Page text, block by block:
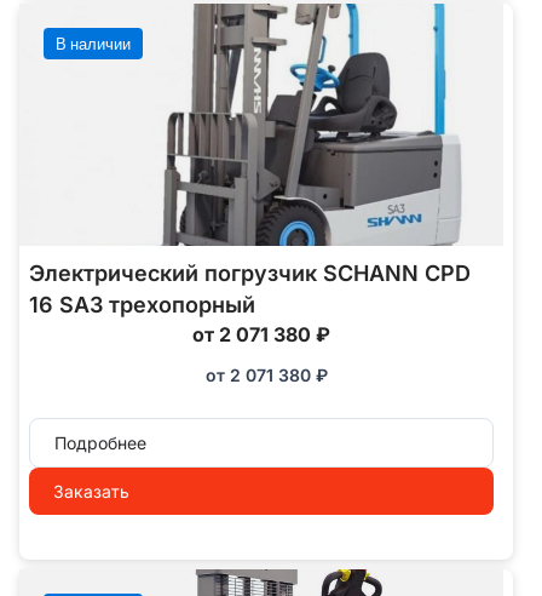
В наличии
Электрический погрузчик SCHANN CPD
16 SA3 трехопорный
от 2 071 380 ₽
от 2 071 380 ₽
Подробнее
Заказать